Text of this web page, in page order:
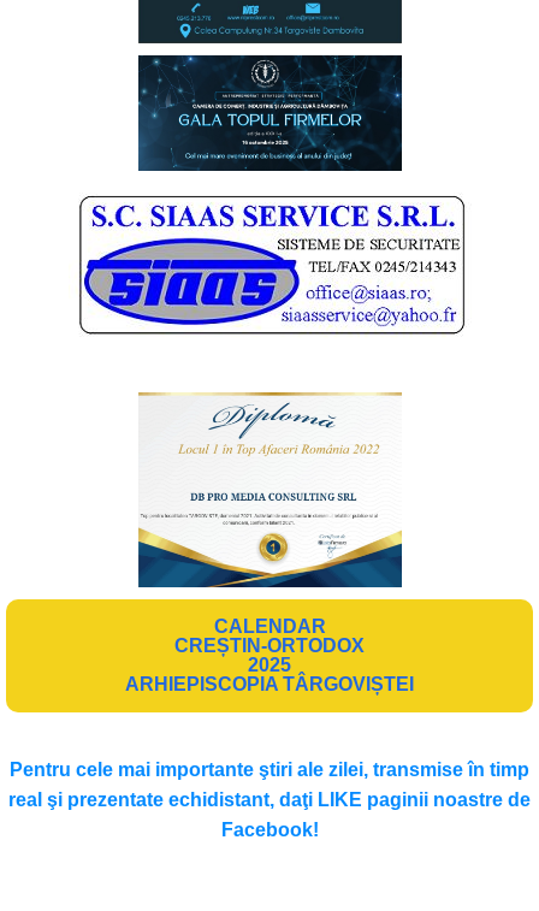
CALENDAR
CREȘTIN-ORTODOX
2025
ARHIEPISCOPIA TÂRGOVIȘTEI
Pentru cele mai importante ştiri ale zilei, transmise în timp
real şi prezentate echidistant, daţi LIKE paginii noastre de
Facebook!